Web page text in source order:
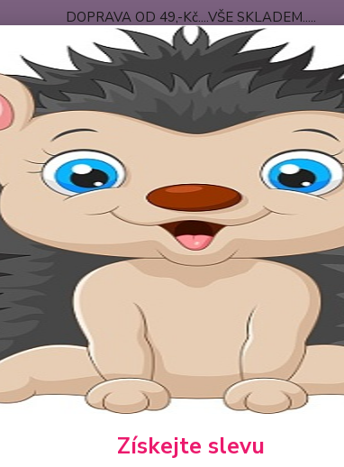
DOPRAVA OD 49,-Kč....VŠE SKLADEM.....
DOPRAVA-PLATBA O NÁS
pleny Dětské bavlněné pleny de Luxe - 10x bílé
bavlněné pleny de Luxe
Získejte slevu